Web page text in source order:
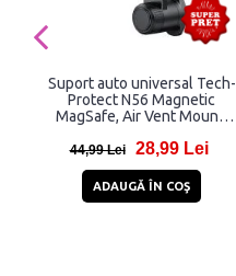
Suport auto universal Tech-
Protect N56 Magnetic
MagSafe, Air Vent Mount,
44,99 Lei 28,99 Lei
ADAUGĂ ÎN COŞ